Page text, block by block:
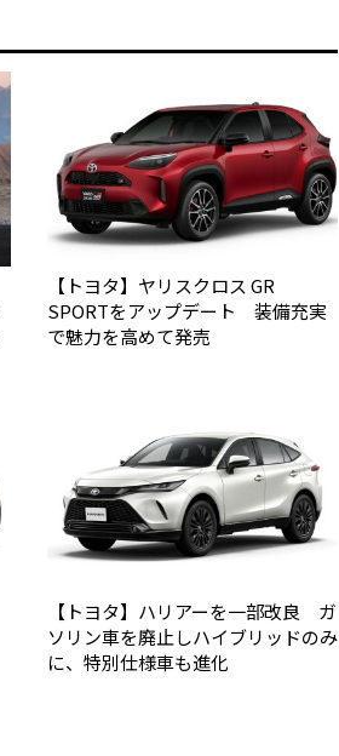
【トヨタ】ヤリスクロス GR
SPORTをアップデート 装備充実
で魅力を高めて発売
【トヨタ】ハリアーを一部改良 ガ
ソリン車を廃止しハイブリッドのみ
に、特別仕様車も進化